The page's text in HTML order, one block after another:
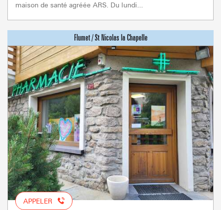
maison de santé agréée ARS. Du lundi...
APPELER